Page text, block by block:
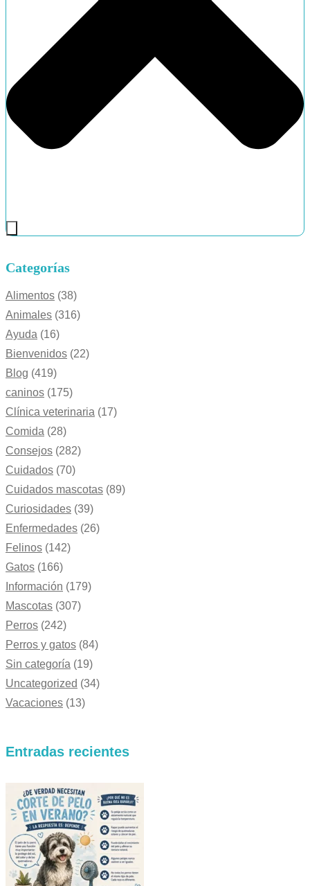
Categorías
Alimentos (38)
Animales (316)
Ayuda (16)
Bienvenidos (22)
Blog (419)
caninos (175)
Clínica veterinaria (17)
Comida (28)
Consejos (282)
Cuidados (70)
Cuidados mascotas (89)
Curiosidades (39)
Enfermedades (26)
Felinos (142)
Gatos (166)
Información (179)
Mascotas (307)
Perros (242)
Perros y gatos (84)
Sin categoría (19)
Uncategorized (34)
Vacaciones (13)
Entradas recientes